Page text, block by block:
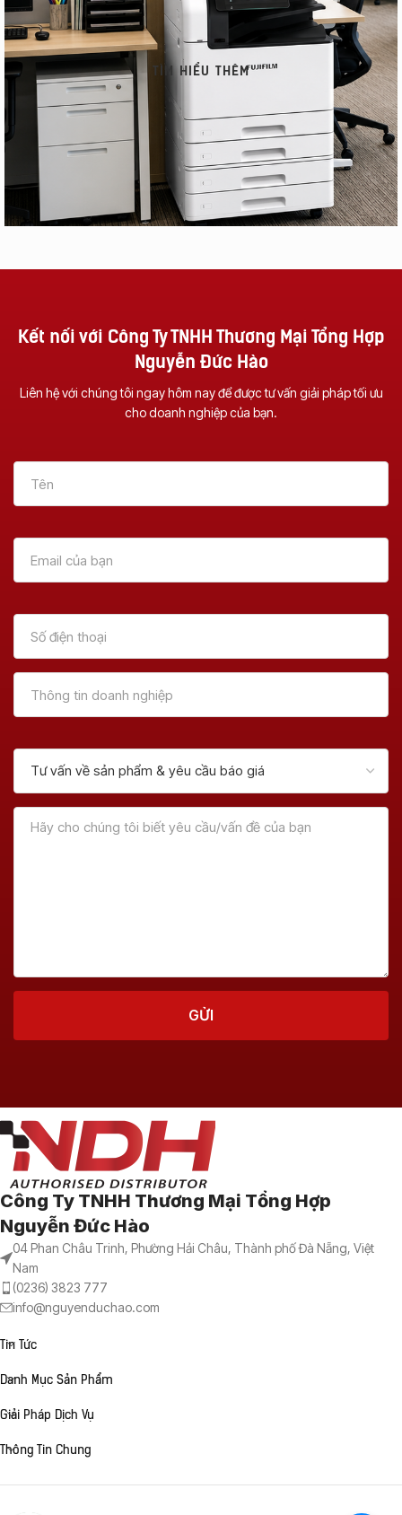
Dịch Vụ Sửa Chữa
Máy Photocopy Tại
Nẵng – Uy Tín &
Tận Nơi
Xem Thêm
Vì Sao Nên Đầu Tư
Photocopy Đa
Chức Năng ?
TÌM HIỂU THÊM
Kết nối với Công Ty TNHH Thương Mại Tổng Hợp
Nguyễn Đức Hào
Liên hệ với chúng tôi ngay hôm nay để được tư vấn giải pháp tối ưu
cho doanh nghiệp của bạn.
Công Ty TNHH Thương Mại Tổng Hợp
Nguyễn Đức Hào
04 Phan Châu Trinh, Phường Hải Châu, Thành phố Đà Nẵng, Việt
Nam
(0236) 3823 777
info@nguyenduchao.com
Tin Tức
Danh Mục Sản Phẩm
Giải Pháp Dịch Vụ
Thông Tin Chung